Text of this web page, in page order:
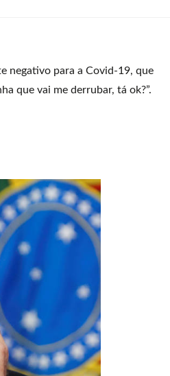
negativo para a Covid-19, que
que vai me derrubar, tá ok?”.